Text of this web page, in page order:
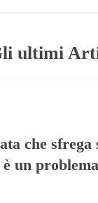
ultimi
che sfrega
un